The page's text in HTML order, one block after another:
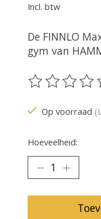
Incl. btw
De FINNLO
gym van
De
Op voorraad
Hoeveelheid: